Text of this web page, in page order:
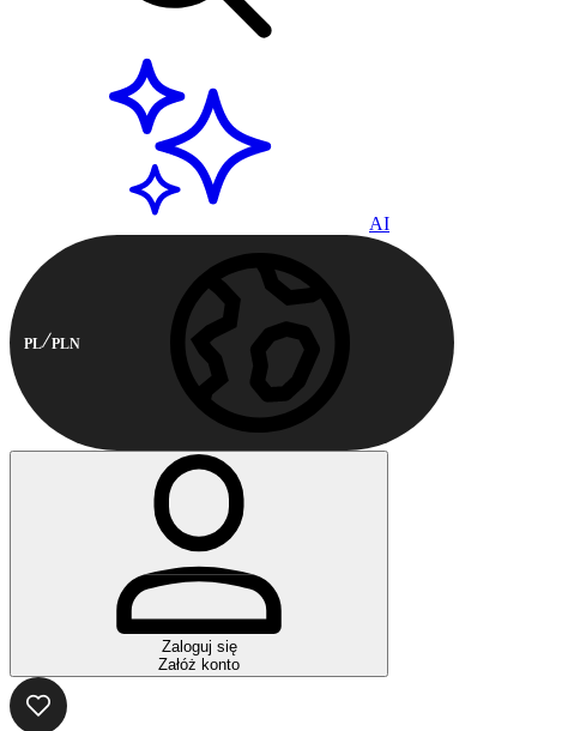
AI
PL PLN
Zaloguj się
Załóż konto